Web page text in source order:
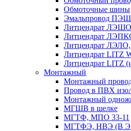
Обмоточные шины
Эмальпровод
Литцендрат
Литцендрат
Литцендрат
Литцендрат LITZ
Литцендрат LITZ
Монтажный
Монтажный
Провод в ПВХ
Монтажный
МГШВ в шелке
МГТФ, МПО 33-11
МГТФЭ, НВЭ (В